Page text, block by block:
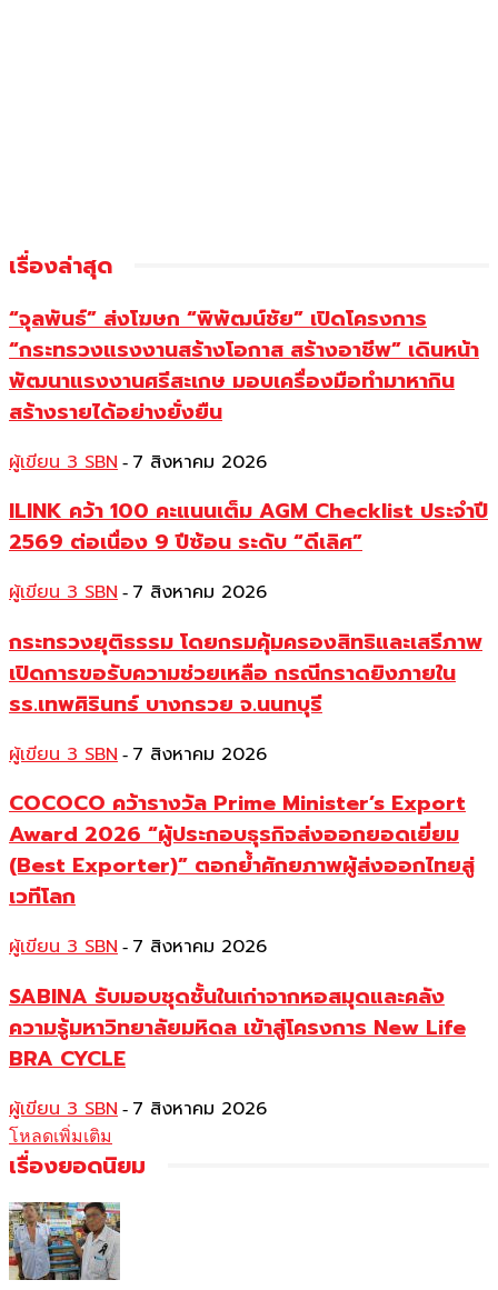
เรื่องล่าสุด
“จุลพันธ์” ส่งโฆษก “พิพัฒน์ชัย” เปิดโครงการ
“กระทรวงแรงงานสร้างโอกาส สร้างอาชีพ” เดินหน้า
พัฒนาแรงงานศรีสะเกษ มอบเครื่องมือทำมาหากิน
สร้างรายได้อย่างยั่งยืน
ผู้เขียน 3 SBN - 7 สิงหาคม 2026
ILINK คว้า 100 คะแนนเต็ม AGM Checklist ประจำปี
2569 ต่อเนื่อง 9 ปีซ้อน ระดับ “ดีเลิศ”
ผู้เขียน 3 SBN - 7 สิงหาคม 2026
กระทรวงยุติธรรม โดยกรมคุ้มครองสิทธิและเสรีภาพ
เปิดการขอรับความช่วยเหลือ กรณีกราดยิงภายใน
รร.เทพศิรินทร์ บางกรวย จ.นนทบุรี
ผู้เขียน 3 SBN - 7 สิงหาคม 2026
COCOCO คว้ารางวัล Prime Minister’s Export
Award 2026 “ผู้ประกอบธุรกิจส่งออกยอดเยี่ยม
(Best Exporter)” ตอกย้ำศักยภาพผู้ส่งออกไทยสู่
เวทีโลก
ผู้เขียน 3 SBN - 7 สิงหาคม 2026
SABINA รับมอบชุดชั้นในเก่าจากหอสมุดและคลัง
ความรู้มหาวิทยาลัยมหิดล เข้าสู่โครงการ New Life
BRA CYCLE
ผู้เขียน 3 SBN - 7 สิงหาคม 2026
โหลดเพิ่มเติม
เรื่องยอดนิยม